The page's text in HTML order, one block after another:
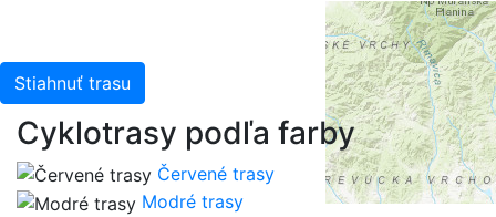
Stiahnuť trasu
Cyklotrasy podľa farby
Červené trasy
Modré trasy